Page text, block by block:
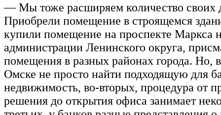
— Мы тоже расширяем количество своих
Приобрели помещение в строящемся
купили помещение на проспекте Маркса
администрации Ленинского округа,
помещения в разных районах города. Но,
Омске не просто найти подходящую для
недвижимость, во-вторых, процедура от
решения до открытия офиса занимает